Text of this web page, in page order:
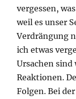
vergessen,
weil es unser
Verdrängung
ich etwas
Ursachen sind
Reaktionen.
Folgen. Bei